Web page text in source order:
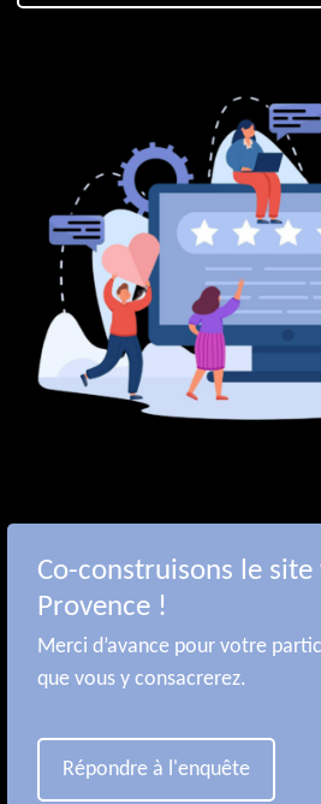
Co-construisons le
Provence !
Merci d’avance pour votre
que vous y consacrerez.
Répondre à l'enquête